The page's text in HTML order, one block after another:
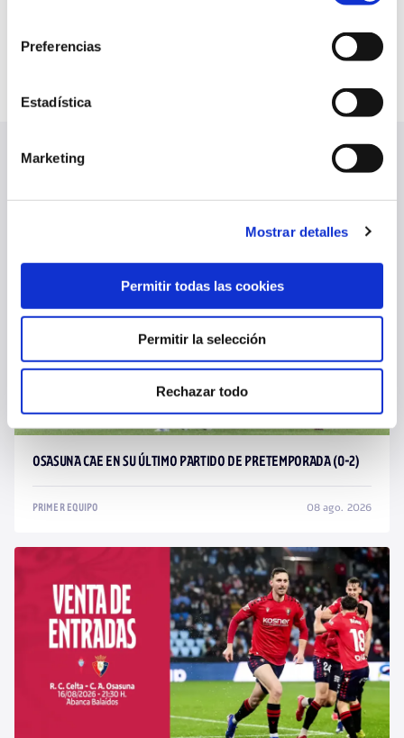
Preferencias
Estadística
Marketing
Mostrar detalles
Permitir todas las cookies
Permitir la selección
Rechazar todo
minutos, pero ya es importante poder tenerlo”,
explicó.
OSASUNA CAE EN SU ÚLTIMO PARTIDO DE PRETEMPORADA (0-2)
PRIMER EQUIPO 08 ago. 2026